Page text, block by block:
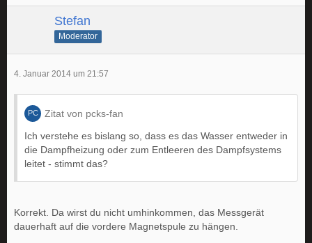
Stefan
Moderator
4. Januar 2014 um 21:57
Zitat von pcks-fan
Ich verstehe es bislang so, dass es das Wasser entweder in
die Dampfheizung oder zum Entleeren des Dampfsystems
leitet - stimmt das?
Korrekt. Da wirst du nicht umhinkommen, das Messgerät
dauerhaft auf die vordere Magnetspule zu hängen.